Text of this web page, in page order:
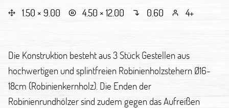
1.50 × 9.00 4.50 × 12.00 0.60 4+
Die Konstruktion besteht aus 3 Stück Gestellen aus
hochwertigen und splintfreien Robinienholzstehern Ø16-
18cm (Robinienkernholz). Die Enden der
Robinienrundhölzer sind zudem gegen das Aufreißen